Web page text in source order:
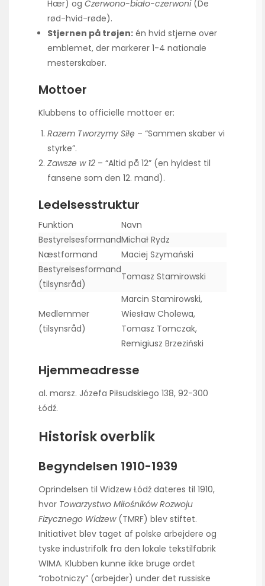
Hær) og Czerwono-biało-czerwoni(De
rød-hvid-røde).
Stjernen på trøjen: én hvid stjerne over
emblemet, der markerer 1-4 nationale
mesterskaber.
Mottoer
Klubbens to officielle mottoer er:
Razem Tworzymy Siłę – “Sammen skaber vi
styrke”.
Zawsze w 12 – “Altid på 12” (en hyldest til
fansene som den 12. mand).
Ledelsesstruktur
Funktion
Navn
BestyrelsesformandMichał Rydz
Næstformand
Maciej Szymański
Bestyrelsesformand
(tilsynsråd)
Tomasz Stamirowski
Medlemmer
(tilsynsråd)
Marcin Stamirowski,
Wiesław Cholewa,
Tomasz Tomczak,
Remigiusz Brzeziński
Hjemmeadresse
al. marsz. Józefa Piłsudskiego 138, 92-300
Łódź.
Historisk overblik
Begyndelsen 1910-1939
Oprindelsen til Widzew Łódź dateres til 1910,
hvor Towarzystwo Miłośników Rozwoju
Fizycznego Widzew(TMRF) blev stiftet.
Initiativet blev taget af polske arbejdere og
tyske industrifolk fra den lokale tekstilfabrik
WIMA. Klubben kunne ikke bruge ordet
“robotniczy” (arbejder) under det russiske